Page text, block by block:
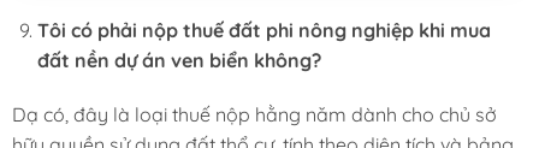
Tôi có phải nộp thuế đất phi nông nghiệp khi mua
đất nền dự án ven biển không?
Dạ có, đây là loại thuế nộp hằng năm dành cho chủ sở